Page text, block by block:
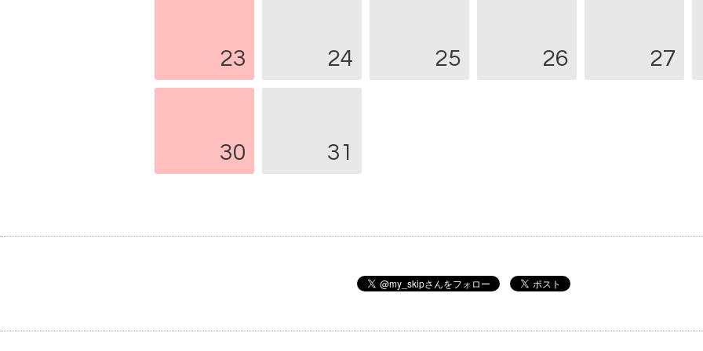
23 24 25 26 27
30 31